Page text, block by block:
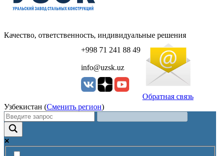
Качество, ответственность, индивидуальные решения
+998 71 241 88 49
info@uzsk.uz
Обратная связь
Узбекистан (Сменить регион)